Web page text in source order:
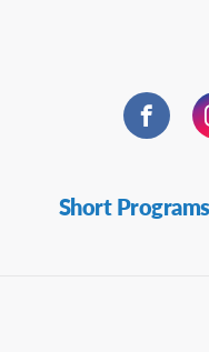
Short Programs